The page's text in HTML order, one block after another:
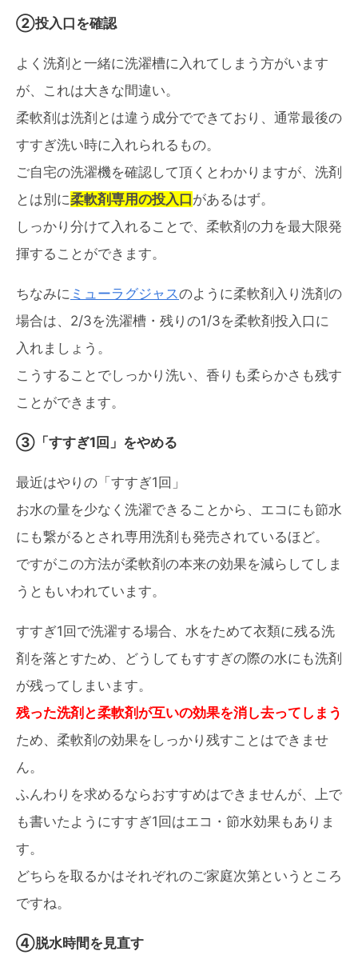
②投入口を確認
よく洗剤と一緒に洗濯槽に入れてしまう方がいます
が、これは大きな間違い。
柔軟剤は洗剤とは違う成分でできており、通常最後の
すすぎ洗い時に入れられるもの。
ご自宅の洗濯機を確認して頂くとわかりますが、洗剤
とは別に柔軟剤専用の投入口があるはず。
しっかり分けて入れることで、柔軟剤の力を最大限発
揮することができます。
ちなみに ミューラグジャスのように柔軟剤入り洗剤の
場合は、2/3を洗濯槽・残りの1/3を柔軟剤投入口に
入れましょう。
こうすることでしっかり洗い、香りも柔らかさも残す
ことができます。
③「すすぎ1回」をやめる
最近はやりの「すすぎ1回」
お水の量を少なく洗濯できることから、エコにも節水
にも繋がるとされ専用洗剤も発売されているほど。
ですがこの方法が柔軟剤の本来の効果を減らしてしま
うともいわれています。
すすぎ1回で洗濯する場合、水をためて衣類に残る洗
剤を落とすため、どうしてもすすぎの際の水にも洗剤
が残ってしまいます。
残った洗剤と柔軟剤が互いの効果を消し去ってしまう
ため、柔軟剤の効果をしっかり残すことはできませ
ん。
ふんわりを求めるならおすすめはできませんが、上で
も書いたようにすすぎ1回はエコ・節水効果もありま
す。
どちらを取るかはそれぞれのご家庭次第というところ
ですね。
④脱水時間を見直す